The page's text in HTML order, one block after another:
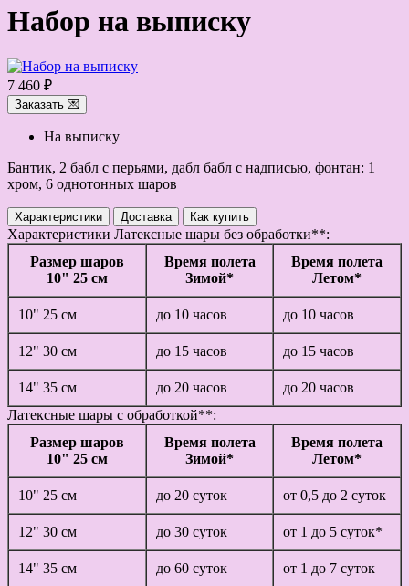
Набор на выписку
7 460 ₽
Заказать 💌
На выписку
Бантик, 2 бабл с перьями, дабл бабл с надписью, фонтан: 1
хром, 6 однотонных шаров
Характеристики Доставка Как купить
Характеристики Латексные шары без обработки**:
Размер шаров
10" 25 см
Время полета
Зимой*
Время полета
Летом*
10" 25 см до 10 часов до 10 часов
12" 30 см до 15 часов до 15 часов
14" 35 см до 20 часов
до 20 часов
Латексные шары с обработкой**:
Размер шаров
10" 25 см
Время полета
Зимой*
Время полета
Летом*
10" 25 см до 20 суток от 0,5 до 2 суток
12" 30 см до 30 суток от 1 до 5 суток*
14" 35 см до 60 суток
от 1 до 7 суток